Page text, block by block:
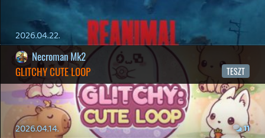
19 éve videójáték minden nap! Copyright 365 Media Kft
Impresszum | Hirdetési ajánlatunk |